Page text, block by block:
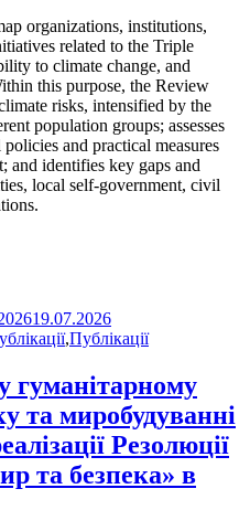
organizations, institutions,
related to the Triple
to climate change, and
this purpose, the Review
risks, intensified by the
population groups; assesses
and practical measures
and identifies key gaps and
local self-government, civil
19.07.2026
,Публікації
гуманітарному
та миробудуванні
Резолюції
та безпека» в